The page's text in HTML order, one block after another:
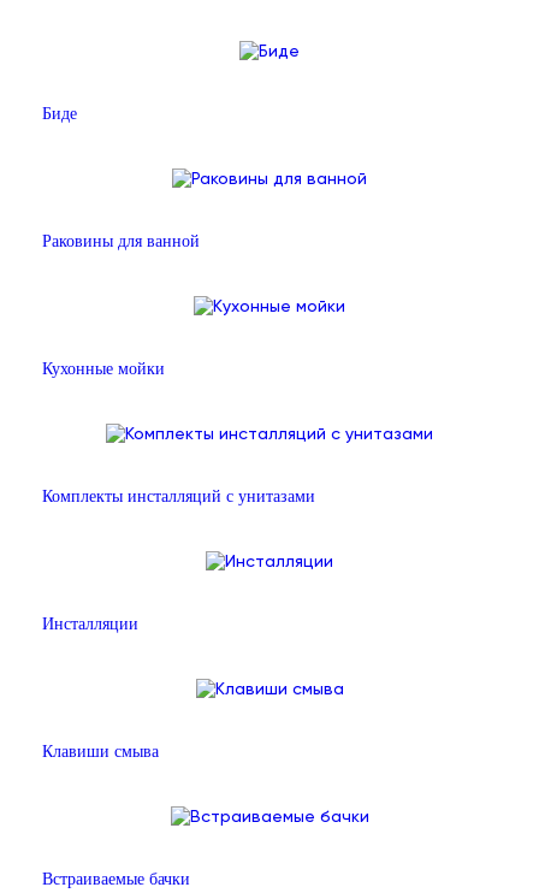
Биде
Раковины для ванной
Кухонные мойки
Комплекты инсталляций с унитазами
Инсталляции
Клавиши смыва
Встраиваемые бачки